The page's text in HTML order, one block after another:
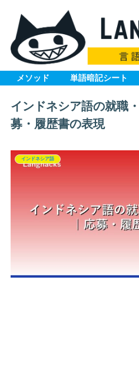
メソッド 単語暗記シート
インドネシア語の就職
募・履歴書の表現
インドネシア語